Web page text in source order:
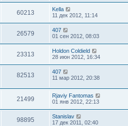
60213
Kella
11 дек 2012, 11:14
26579
407
01 сен 2012, 08:03
23313
Holdon Coldield
28 июн 2012, 16:34
82513
407
11 мар 2012, 20:38
21499
Rjaviy Fantomas
01 янв 2012, 22:13
98895
Stanislav
17 дек 2011, 02:40